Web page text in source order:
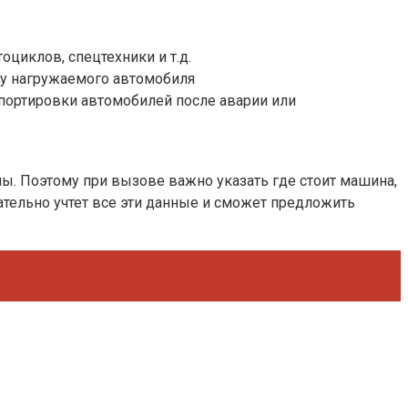
спецтехники и т.д.
нагружаемого автомобиля
автомобилей после аварии или
Поэтому при вызове важно указать где стоит машина,
учтет все эти данные и сможет предложить